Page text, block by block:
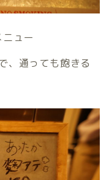
ュー
、通っても飽きる